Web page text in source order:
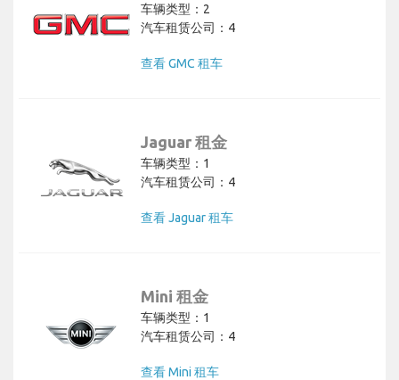
车辆类型：2
汽车租赁公司：4
查看 GMC 租车
Jaguar 租金
车辆类型：1
汽车租赁公司：4
查看 Jaguar 租车
Mini 租金
车辆类型：1
汽车租赁公司：4
查看 Mini 租车